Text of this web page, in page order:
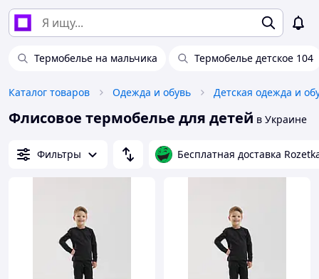
Термобелье на мальчика Термобелье детское 104
Каталог товаров Одежда и обувь Детская одежда и
Флисовое термобелье для детей в Украине
Фильтры Бесплатная доставка